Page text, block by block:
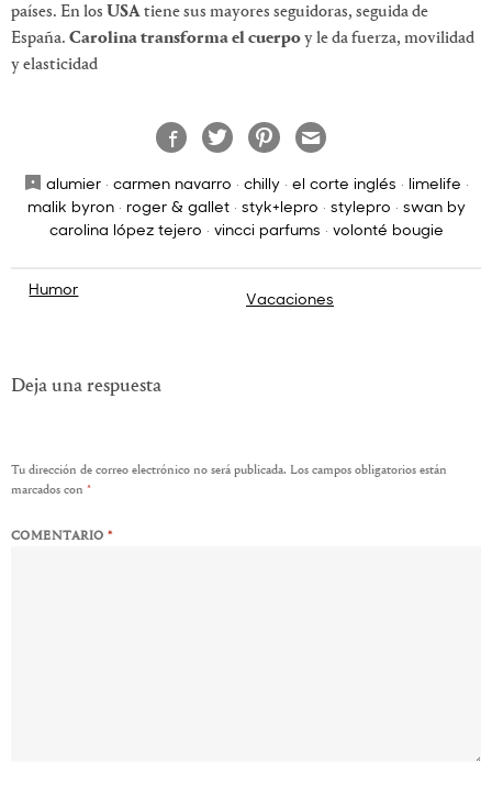
países. En los USAtiene sus mayores seguidoras, seguida de
España. Carolina transforma el cuerpoy le da fuerza, movilidad
y elasticidad
alumier· carmen navarro · chilly· el corte inglés · limelife ·
malik byron· roger & gallet· styk+lepro · stylepro · swan by
carolina lópez tejero · vincci parfums · volonté bougie
Navegación
Humor Vacaciones
Deja una respuesta
Tu dirección de correo electrónico no será publicada. Los campos obligatorios están
marcados con *
COMENTARIO*